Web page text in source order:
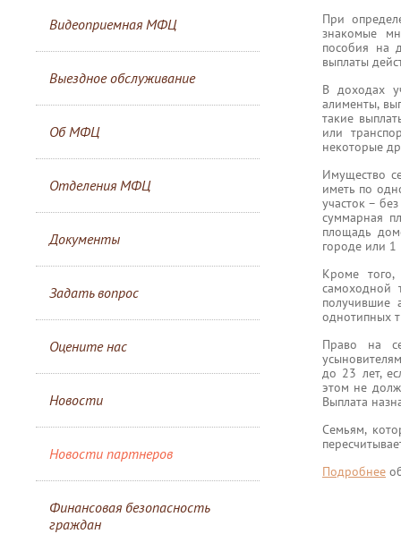
Видеоприемная МФЦ
Выездное обслуживание
Об МФЦ
Отделения МФЦ
Документы
Задать вопрос
Оцените нас
Новости
Новости партнеров
Финансовая безопасность
граждан
При
знакомые
пособия на
выплаты
В доходах
алименты,
такие
или
некоторые
Имущество
иметь по
участок –
суммарная
площадь
городе или 1
Кроме того,
самоходной
получившие
однотипных
Право на
до 23 лет,
этом не
Выплата
Семьям,
Подробнее